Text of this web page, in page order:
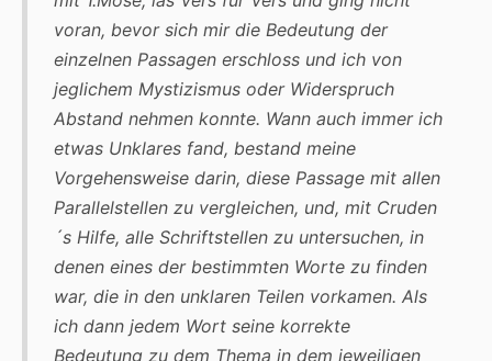
voran, bevor sich mir die Bedeutung der
einzelnen Passagen erschloss und ich von
jeglichem Mystizismus oder Widerspruch
Abstand nehmen konnte. Wann auch immer ich
etwas Unklares fand, bestand meine
Vorgehensweise darin, diese Passage mit allen
Parallelstellen zu vergleichen, und, mit Cruden
´s Hilfe, alle Schriftstellen zu untersuchen, in
denen eines der bestimmten Worte zu finden
war, die in den unklaren Teilen vorkamen. Als
ich dann jedem Wort seine korrekte
Bedeutung zu dem Thema in dem jeweiligen